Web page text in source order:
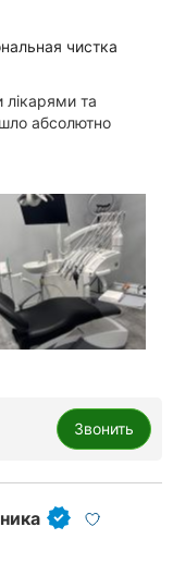
чистка
лікарями та
абсолютно
Звонить